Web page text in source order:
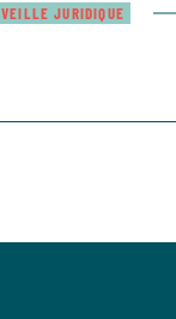
VEILLE JURIDIQUE